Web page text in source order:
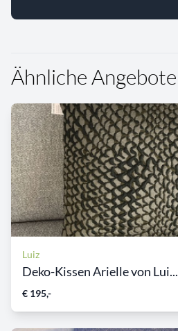
Ähnliche Angebote
Luiz
Deko-Kissen Arielle von Lui...
€ 195,-